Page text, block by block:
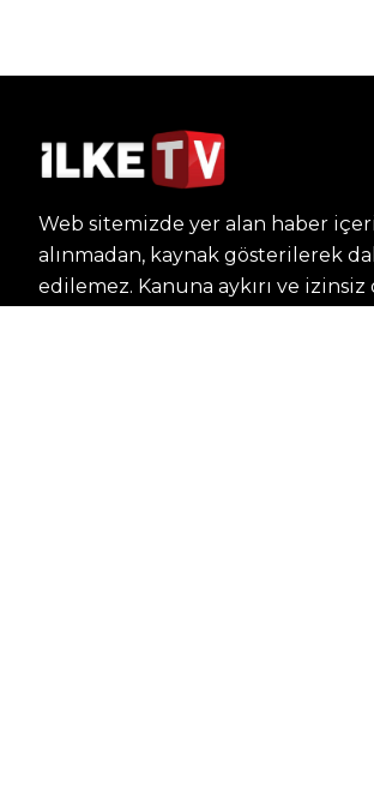
Web sitemizde yer alan haber
alınmadan, kaynak gösterilerek
edilemez. Kanuna aykırı ve izinsiz